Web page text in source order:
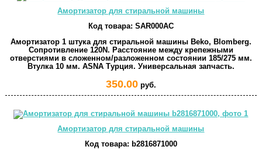
Амортизатор для стиральной машины
Код товара: SAR000AC
Амортизатор 1 штука для стиральной машины Beko, Blomberg.
Сопротивление 120N. Расстояние между крепежными
отверстиями в сложенном/разложенном состоянии 185/275 мм.
Втулка 10 мм. ASNA Турция. Универсальная запчасть.
350.00руб.
Амортизатор для стиральной машины
Код товара: b2816871000